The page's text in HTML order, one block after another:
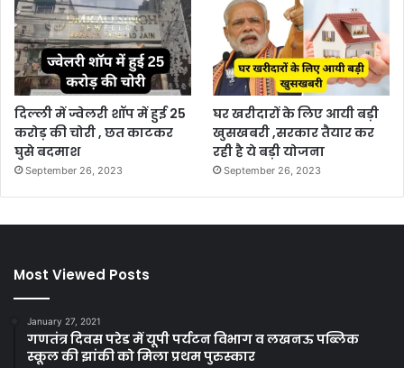
दिल्ली में ज्वेलरी शॉप में हुई 25
करोड़ की चोरी , छत काटकर
घुसे बदमाश
September 26, 2023
घर खरीदारों के लिए आयी बड़ी
खुसखबरी ,सरकार तैयार कर
रही है ये बड़ी योजना
September 26, 2023
Most Viewed Posts
January 27, 2021
गणतंत्र दिवस परेड में यूपी पर्यटन विभाग व लखनऊ पब्लिक
स्कूल की झांकी को मिला प्रथम पुरुस्कार